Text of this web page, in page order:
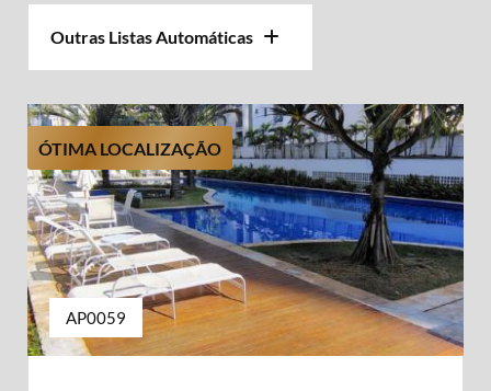
Outras Listas Automáticas
ÓTIMA LOCALIZAÇÃO
AP0059